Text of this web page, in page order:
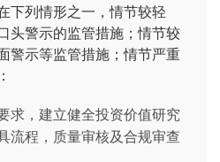
下列情形之一，情节较轻
头警示的监管措施；情节较
警示等监管措施；情节严重
求，建立健全投资价值研究
流程，质量审核及合规审查